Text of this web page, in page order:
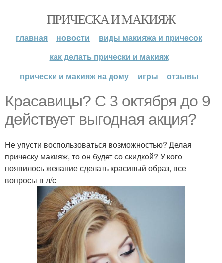
ПРИЧЕСКА И МАКИЯЖ
главная новости
виды макияжа и причесок
как делать прически и макияж
прически и макияж на дому
игры отзывы
Красавицы? С 3 октября до 9
действует выгодная акция?
Не упусти воспользоваться возможностью? Делая
прическу макияж, то он будет со скидкой? У кого
появилось желание сделать красивый образ, все
вопросы в л/с